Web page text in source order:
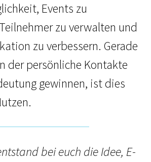
Events zu
zu verwalten und
zu verbessern. Gerade
der persönliche Kontakte
gewinnen, ist dies
bei euch die Idee, E-